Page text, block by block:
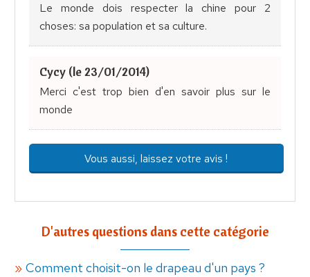
Le monde dois respecter la chine pour 2
choses: sa population et sa culture.
Cycy (le 23/01/2014)
Merci c'est trop bien d'en savoir plus sur le
monde
Vous aussi, laissez votre avis !
D'autres questions dans cette catégorie
Comment choisit-on le drapeau d'un pays ?